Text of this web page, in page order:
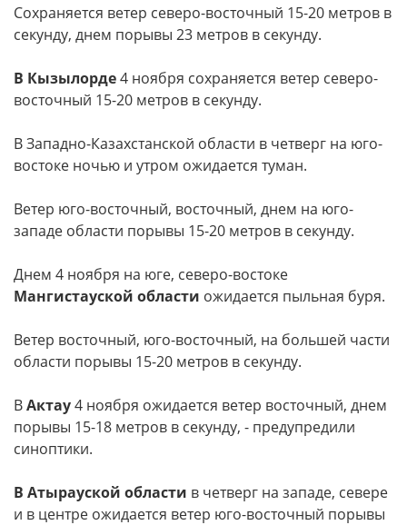
Сохраняется ветер северо-восточный 15-20 метров в
секунду, днем порывы 23 метров в секунду.
В Кызылорде4 ноября сохраняется ветер северо-
восточный 15-20 метров в секунду.
В Западно-Казахстанской области в четверг на юго-
востоке ночью и утром ожидается туман.
Ветер юго-восточный, восточный, днем на юго-
западе области порывы 15-20 метров в секунду.
Днем 4 ноября на юге, северо-востоке
Мангистауской области ожидается пыльная буря.
Ветер восточный, юго-восточный, на большей части
области порывы 15-20 метров в секунду.
ВАктау4 ноября ожидается ветер восточный, днем
порывы 15-18 метров в секунду, - предупредили
синоптики.
В Атырауской области в четверг на западе, севере
и в центре ожидается ветер юго-восточный порывы